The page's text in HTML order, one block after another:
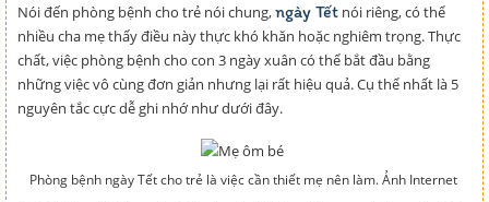
Nói đến phòng bệnh cho trẻ nói chung,ngày Tết nói riêng, có thể
nhiều cha mẹ thấy điều này thực khó khăn hoặc nghiêm trọng. Thực
chất, việc phòng bệnh cho con 3 ngày xuân có thể bắt đầu bằng
những việc vô cùng đơn giản nhưng lại rất hiệu quả. Cụ thể nhất là 5
nguyên tắc cực dễ ghi nhớ như dưới đây.
Phòng bệnh ngày Tết cho trẻ là việc cần thiết mẹ nên làm. Ảnh Internet